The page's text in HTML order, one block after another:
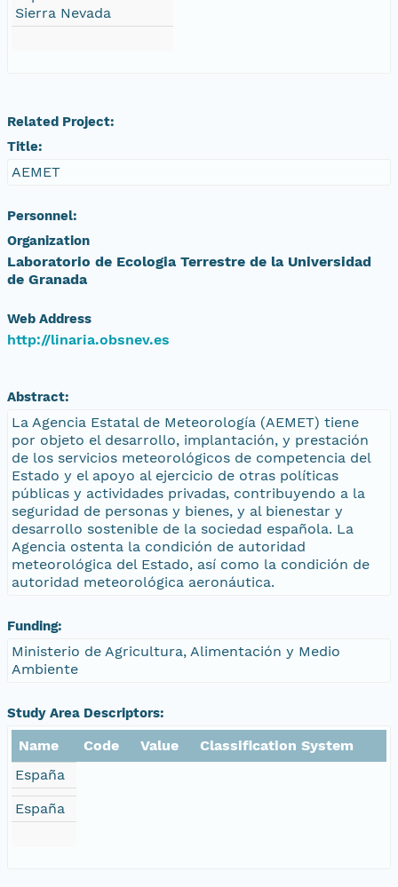
Sierra Nevada
Related Project:
Title:
AEMET
Personnel:
Organization
Laboratorio de Ecologia Terrestre de la Universidad
de Granada
Web Address
http://linaria.obsnev.es
Abstract:
La Agencia Estatal de Meteorología (AEMET) tiene
por objeto el desarrollo, implantación, y prestación
de los servicios meteorológicos de competencia del
Estado y el apoyo al ejercicio de otras políticas
públicas y actividades privadas, contribuyendo a la
seguridad de personas y bienes, y al bienestar y
desarrollo sostenible de la sociedad española. La
Agencia ostenta la condición de autoridad
meteorológica del Estado, así como la condición de
autoridad meteorológica aeronáutica.
Funding:
Ministerio de Agricultura, Alimentación y Medio
Ambiente
Study Area Descriptors:
Name Code Value
Classification System
España
España